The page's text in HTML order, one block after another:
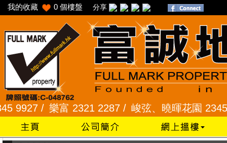
我的收藏 0 個樓盤 分享
/ 樂富 2321 2287 / 峻弦、曉暉花園 2345